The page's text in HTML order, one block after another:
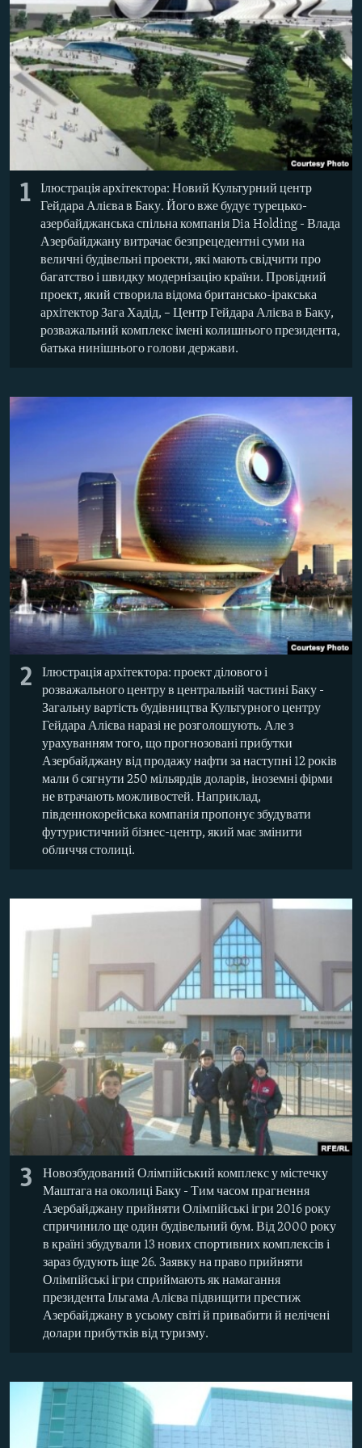
SERBIA
RFE/RL INVESTIGATES
SCHEMES
SYSTEMA
NEWSLETTERS
WIDER EUROPE BY RIKARD JOZWIAK
THE RUNDOWN
PODCASTS
MAJLIS
SHARE TIPS SECURELY
BYPASS BLOCKING
ABOUT RFE/RL
Subscribe
FOLLOW US
All RFE/RL sites
1
Ілюстрація архітектора: Новий Культурний центр
Гейдара Алієва в Баку. Його вже будує турецько-
азербайджанська спільна компанія Dia Holding - Влада
Азербайджану витрачає безпрецедентні суми на
величні будівельні проекти, які мають свідчити про
багатство і швидку модернізацію країни. Провідний
проект, який створила відома британсько-іракська
архітектор Зага Хадід, – Центр Гейдара Алієва в Баку,
розважальний комплекс імені колишнього президента,
батька нинішнього голови держави.
2
Ілюстрація архітектора: проект ділового і
розважального центру в центральній частині Баку -
Загальну вартість будівництва Культурного центру
Гейдара Алієва наразі не розголошують. Але з
урахуванням того, що прогнозовані прибутки
Азербайджану від продажу нафти за наступні 12 років
мали б сягнути 250 мільярдів доларів, іноземні фірми
не втрачають можливостей. Наприклад,
південнокорейська компанія пропонує збудувати
футуристичний бізнес-центр, який має змінити
обличчя столиці.
3
Новозбудований Олімпійський комплекс у містечку
Маштага на околиці Баку - Тим часом прагнення
Азербайджану прийняти Олімпійські ігри 2016 року
спричинило ще один будівельний бум. Від 2000 року
в країні збудували 13 нових спортивних комплексів і
зараз будують іще 26. Заявку на право прийняти
Олімпійські ігри сприймають як намагання
президента Ільгама Алієва підвищити престиж
Азербайджану в усьому світі й привабити й нелічені
долари прибутків від туризму.